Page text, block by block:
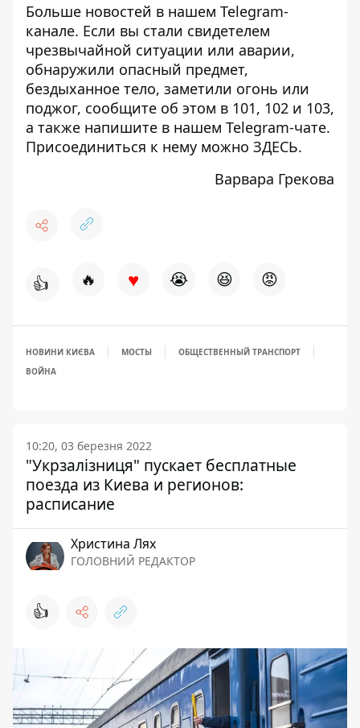
Больше новостей в нашем Telegram-
канале. Если вы стали свидетелем
чрезвычайной ситуации или аварии,
обнаружили опасный предмет,
бездыханное тело, заметили огонь или
поджог, сообщите об этом в 101, 102 и 103,
а также напишите в нашем Telegram-чате.
Присоединиться к нему можно ЗДЕСЬ.
Варвара Грекова
👍 🔥 ♥ 😭 😆 😡
НОВИНИ КИЄВА МОСТЫ
ОБЩЕСТВЕННЫЙ ТРАНСПОРТ
ВОЙНА
10:20, 03 березня 2022
"Укрзалізниця" пускает бесплатные
поезда из Киева и регионов:
расписание
Христина Лях
ГОЛОВНИЙ РЕДАКТОР
👍